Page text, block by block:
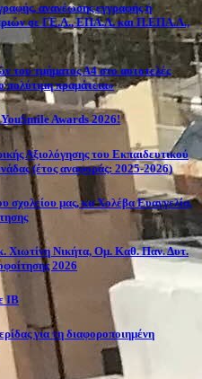
ανανέωσης εγγραφής ή
σε ΓΕ.Λ., ΕΠΑ.Λ. και Π.ΕΠΑ.Λ.,
του τμήματος Α4 στο αυτοτελές
πολύτιμη πραμάτεια»
Awards 2026!
Αξιολόγησης του Εκπαιδευτικού
(έτος αναφοράς: 2025-2026)
σχολείου μας, κα Χολέβα Ευαγγελία,
Χιωτίνη Νικήτα, Ομ. Καθ. Παν. Δυτ.
2026
ΙΒ
για τη διαφοροποιημένη